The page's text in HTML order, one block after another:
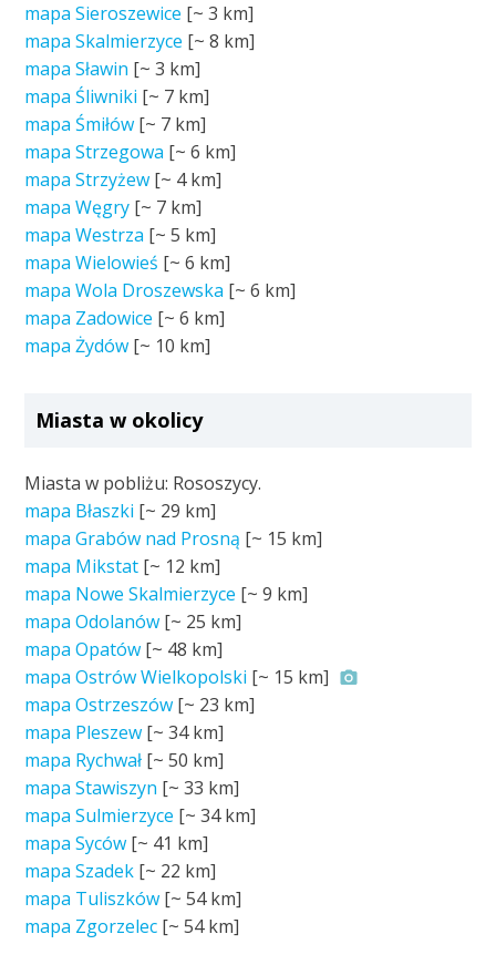
mapa Sieroszewice [~3 km]
mapa Skalmierzyce [~8 km]
mapa Sławin [~3 km]
mapa Śliwniki [~ 7 km]
mapa Śmiłów [~ 7 km]
mapa Strzegowa [~6 km]
mapa Strzyżew [~ 4 km]
mapa Węgry [~ 7 km]
mapa Westrza [~5 km]
mapa Wielowieś [~6 km]
mapa Wola Droszewska [~6 km]
mapa Zadowice [~6 km]
mapa Żydów [~ 10 km]
Miasta w okolicy
Miasta w pobliżu: Rososzycy.
mapa Błaszki [~ 29 km]
mapa Grabów nad Prosną [~ 15 km]
mapa Mikstat [~ 12 km]
mapa Nowe Skalmierzyce [~9 km]
mapa Odolanów [~ 25 km]
mapa Opatów [~ 48 km]
mapa Ostrów Wielkopolski [~ 15 km]
mapa Ostrzeszów [~ 23 km]
mapa Pleszew [~34 km]
mapa Rychwał [~50 km]
mapa Stawiszyn [~33 km]
mapa Sulmierzyce [~34 km]
mapa Syców [~ 41 km]
mapa Szadek [~ 22 km]
mapa Tuliszków [~54 km]
mapa Zgorzelec [~54 km]